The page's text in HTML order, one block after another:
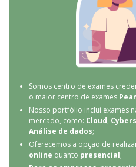
Somos centro de exames
o maior centro de exames
Nosso portfólio inclui exames
mercado, como: Cloud,
Análise de dados;
Oferecemos a opção de
online quanto presencial;